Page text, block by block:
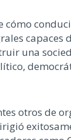
una
otros de